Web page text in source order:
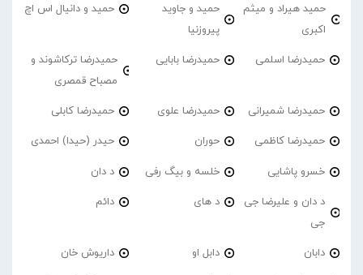
حمید هیراد و میثم
اکبری
حمید و جاوید
پیروزنیا
حمید و دانیال اس اچ
حمیدرضا اسلمی حمیدرضا بابایی
حمیدرضا ترکاشوند و
مصباح قمصری
حمیدرضا شمیرانی حمیدرضا علوی حمیدرضا کابلی
حمیدرضا کاظمی حوران حیدر (حیدا) احمدی
خسرو پاشایی خلسه و بیگ رفی د دان
د دان و علیرضا جی
جی
د های دائم
دابان دابل او داریوش خان